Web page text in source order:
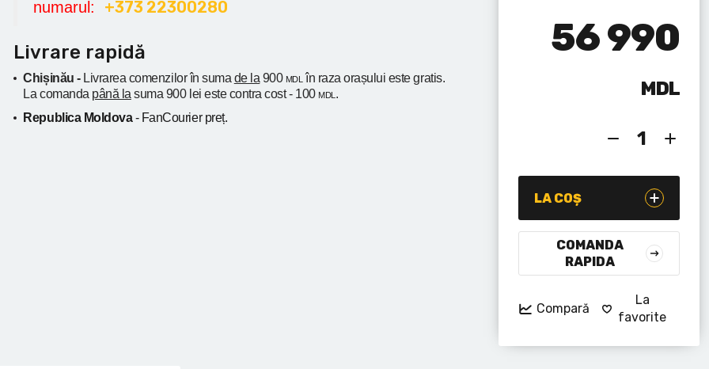
numarul: +373 22300280
Livrare rapidă
Chișinău - Livrarea comenzilor în suma de la 900 MDL în raza orașului este gratis.
La comanda până la suma 900 lei este contra cost - 100 MDL .
Republica Moldova- FanCourier preț.
56 990
MDL
LA COȘ
COMANDA
RAPIDA
Compară
La
favorite